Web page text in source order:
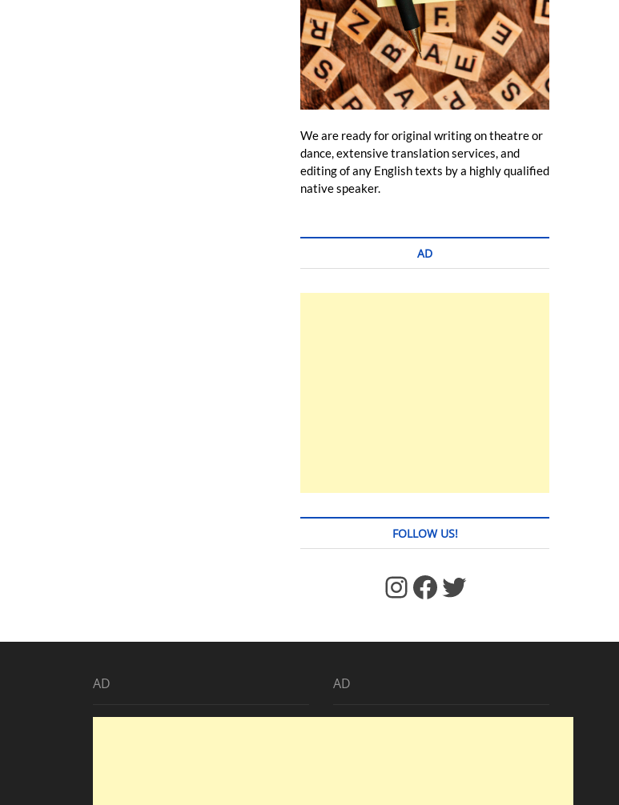
We are ready for original writing on theatre or
dance, extensive translation services, and
editing of any English texts by a highly qualified
native speaker.
AD
FOLLOW US!
https://www.facebook.com/jstages/ Facebook Twitter
AD AD